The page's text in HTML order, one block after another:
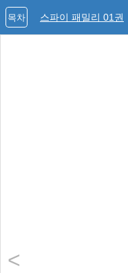
스파이 패밀리 01권
목차
<